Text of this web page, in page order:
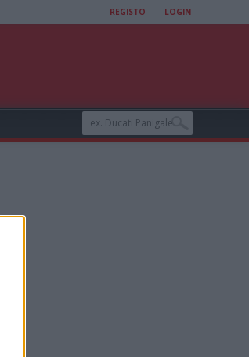
REGISTO LOGIN